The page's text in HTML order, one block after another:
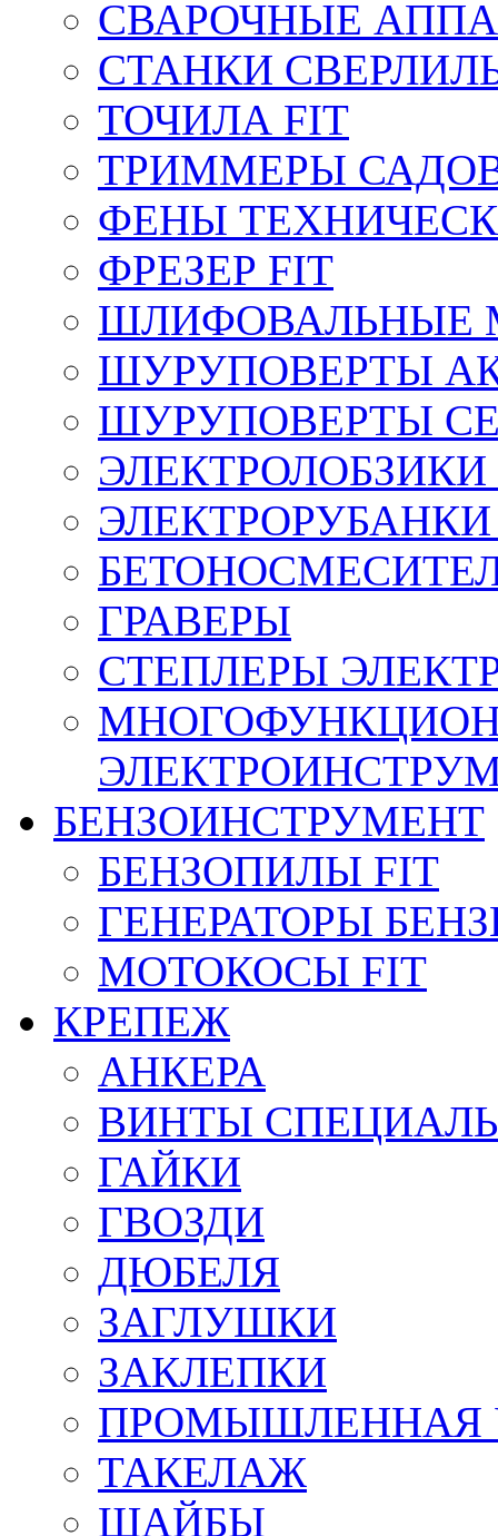
СВАРОЧНЫЕ
СТАНКИ
ТОЧИЛА FIT
ТРИММЕРЫ
ФЕНЫ
ФРЕЗЕР FIT
ШЛИФОВАЛЬНЫЕ
ШУРУПОВЕРТЫ
ШУРУПОВЕРТЫ
ЭЛЕКТРОЛОБЗИКИ
ЭЛЕКТРОРУБАНКИ
ГРАВЕРЫ
СТЕПЛЕРЫ
БЕНЗОИНСТРУМЕНТ
БЕНЗОПИЛЫ FIT
ГЕНЕРАТОРЫ
МОТОКОСЫ FIT
КРЕПЕЖ
АНКЕРА
ВИНТЫ
ГАЙКИ
ГВОЗДИ
ДЮБЕЛЯ
ЗАГЛУШКИ
ЗАКЛЕПКИ
ПРОМЫШЛЕННАЯ
ТАКЕЛАЖ
ШАЙБЫ